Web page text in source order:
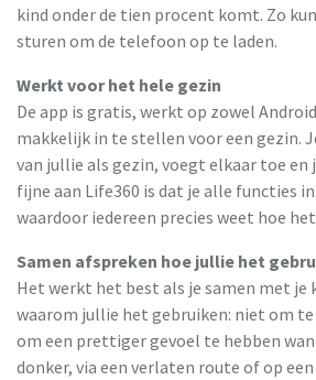
kind onder de tien procent komt. Zo
sturen om de telefoon op te laden.
Werkt voor het hele gezin
De app is gratis, werkt op zowel
makkelijk in te stellen voor een gezin.
van jullie als gezin, voegt elkaar toe en
fijne aan Life360 is dat je alle functies
waardoor iedereen precies weet hoe
Samen afspreken hoe jullie het
Het werkt het best als je samen met je
waarom jullie het gebruiken: niet om
om een prettiger gevoel te hebben
donker, via een verlaten route of op